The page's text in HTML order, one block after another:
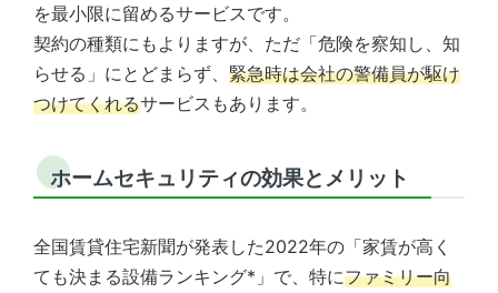
を最小限に留めるサービスです。
契約の種類にもよりますが、ただ「危険を察知し、知
らせる」にとどまらず、 緊急時は会社の警備員が駆け
つけてくれるサービスもあります。
ホームセキュリティの効果とメリット
全国賃貸住宅新聞が発表した2022年の「家賃が高く
ても決まる設備ランキング*」で、特にファミリー向